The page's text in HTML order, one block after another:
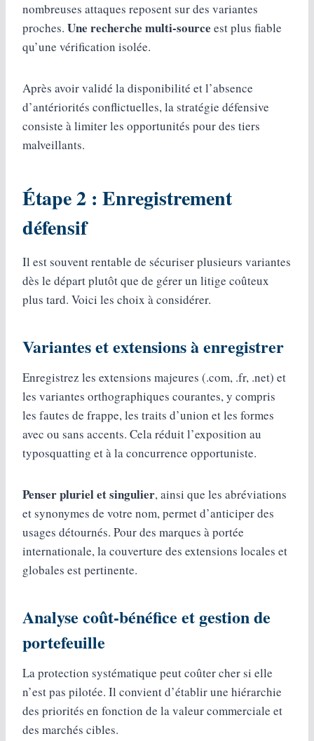
nombreuses attaques reposent sur des variantes
proches. Une recherche multi-source est plus fiable
qu’une vérification isolée.
Après avoir validé la disponibilité et l’absence
d’antériorités conflictuelles, la stratégie défensive
consiste à limiter les opportunités pour des tiers
malveillants.
Étape 2 : Enregistrement
défensif
Il est souvent rentable de sécuriser plusieurs variantes
dès le départ plutôt que de gérer un litige coûteux
plus tard. Voici les choix à considérer.
Variantes et extensions à enregistrer
Enregistrez les extensions majeures (.com, .fr, .net) et
les variantes orthographiques courantes, y compris
les fautes de frappe, les traits d’union et les formes
avec ou sans accents. Cela réduit l’exposition au
typosquatting et à la concurrence opportuniste.
Penser pluriel et singulier, ainsi que les abréviations
et synonymes de votre nom, permet d’anticiper des
usages détournés. Pour des marques à portée
internationale, la couverture des extensions locales et
globales est pertinente.
Analyse coût-bénéfice et gestion de
portefeuille
La protection systématique peut coûter cher si elle
n’est pas pilotée. Il convient d’établir une hiérarchie
des priorités en fonction de la valeur commerciale et
des marchés cibles.